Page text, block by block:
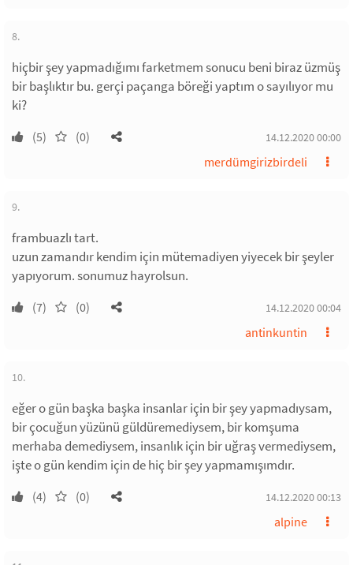
8.
hiçbir şey yapmadığımı farketmem sonucu beni biraz üzmüş
bir başlıktır bu. gerçi paçanga böreği yaptım o sayılıyor mu
ki?
(5) (0) 14.12.2020 00:00
merdümgirizbirdeli
9.
frambuazlı tart.
uzun zamandır kendim için mütemadiyen yiyecek bir şeyler
yapıyorum. sonumuz hayrolsun.
(7) (0) 14.12.2020 00:04
antinkuntin
10.
eğer o gün başka başka insanlar için bir şey yapmadıysam,
bir çocuğun yüzünü güldüremediysem, bir komşuma
merhaba demediysem, insanlık için bir uğraş vermediysem,
işte o gün kendim için de hiç bir şey yapmamışımdır.
(4) (0) 14.12.2020 00:13
alpine